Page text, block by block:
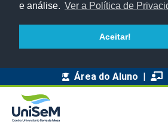
e análise. Ver a Política de
Aceitar!
Área do Aluno |